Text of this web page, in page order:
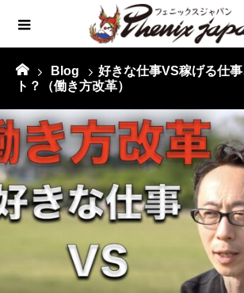
Blog
好きな仕事VS稼げる仕
ト？（働き方改革）